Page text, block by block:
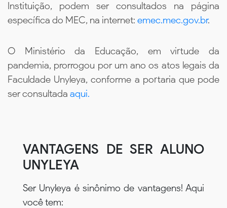
Instituição, podem ser consultados na página
específica do MEC, na internet: emec.mec.gov.br.
O Ministério da Educação, em virtude da
pandemia, prorrogou por um ano os atos legais da
Faculdade Unyleya, conforme a portaria que pode
ser consultada aqui.
VANTAGENS DE SER ALUNO
UNYLEYA
Ser Unyleya é sinônimo de vantagens! Aqui
você tem: